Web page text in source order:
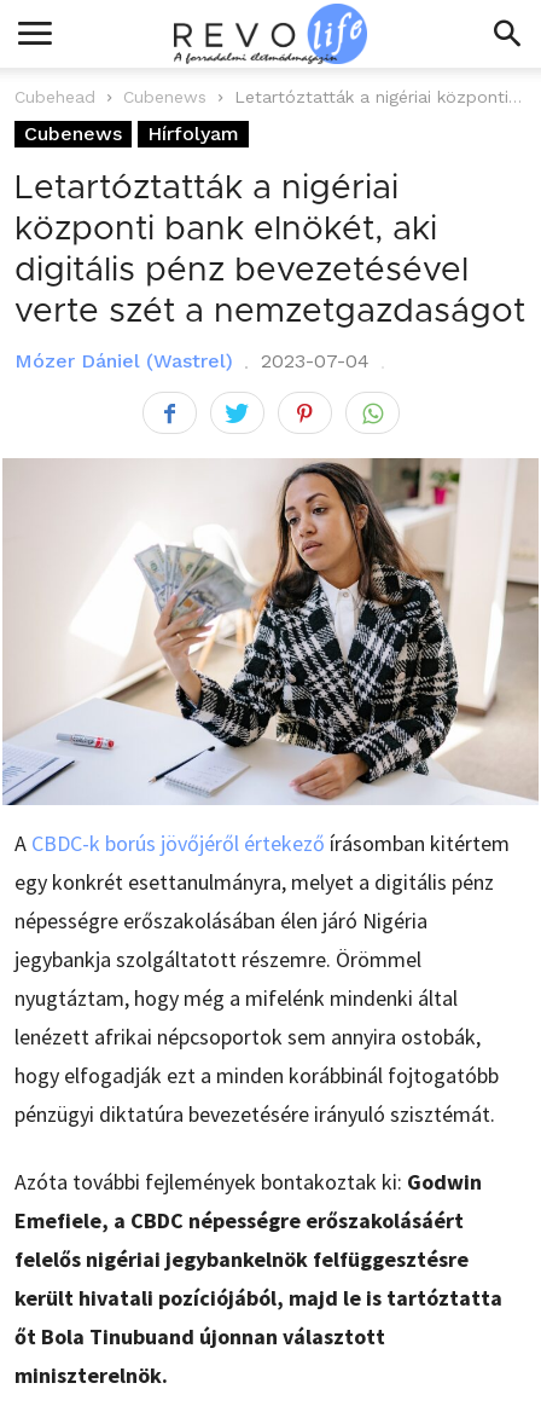
Cubehead Cubenews Letartóztatták a nigériai központi bank elnökét, aki digitális pénz bevezetésével verte szét...
Cubenews Hírfolyam
Letartóztatták a nigériai
központi bank elnökét, aki
digitális pénz bevezetésével
verte szét a nemzetgazdaságot
Mózer Dániel (Wastrel) 2023-07-04
A CBDC-k borús jövőjéről értekező írásomban kitértem
egy konkrét esettanulmányra, melyet a digitális pénz
népességre erőszakolásában élen járó Nigéria
jegybankja szolgáltatott részemre. Örömmel
nyugtáztam, hogy még a mifelénk mindenki által
lenézett afrikai népcsoportok sem annyira ostobák,
hogy elfogadják ezt a minden korábbinál fojtogatóbb
pénzügyi diktatúra bevezetésére irányuló szisztémát.
Azóta további fejlemények bontakoztak ki: Godwin
Emefiele, a CBDC népességre erőszakolásáért
felelős nigériai jegybankelnök felfüggesztésre
került hivatali pozíciójából, majd le is tartóztatta
őt Bola Tinubuand újonnan választott
miniszterelnök.